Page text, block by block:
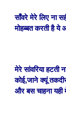
साँवरेमेरे लिए ना
मोहब्बत करती है
मेरे सांवरिया हटती
कोई,जाने क्यूं
और बस चाहना यही